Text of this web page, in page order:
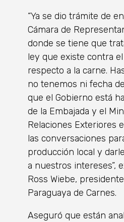
“Ya se dio trámite de
Cámara de
donde se tiene que
ley que existe contra
respecto a la carne.
no tenemos ni fecha
que el Gobierno está
de la Embajada y el
Relaciones Exteriores
las conversaciones
producción local y
a nuestros intereses”,
Ross Wiebe,
Paraguaya de Carnes.
Aseguró que están